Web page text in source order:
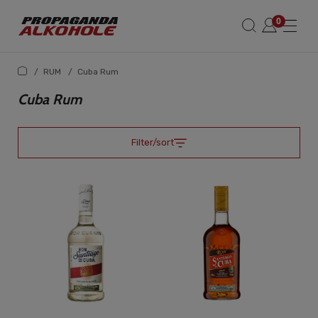
/ RUM / Cuba Rum
Cuba Rum
Filter/sort